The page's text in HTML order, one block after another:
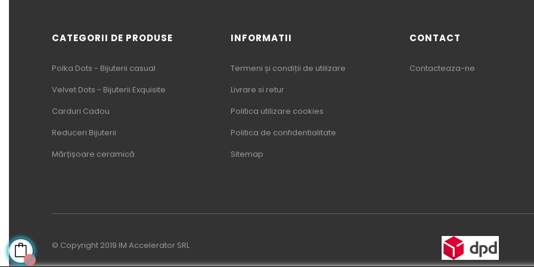
CATEGORII DE PRODUSE
Polka Dots - Bijuterii casual
Velvet Dots - Bijuterii Exquisite
Carduri Cadou
Reduceri Bijuterii
Mărțișoare ceramică
INFORMATII
Termeni și condiții de utilizare
Livrare si retur
Politica utilizare cookies
Politica de confidentialitate
Sitemap
CONTACT
Contacteaza-ne
© Copyright 2019 IM Accelerator SRL